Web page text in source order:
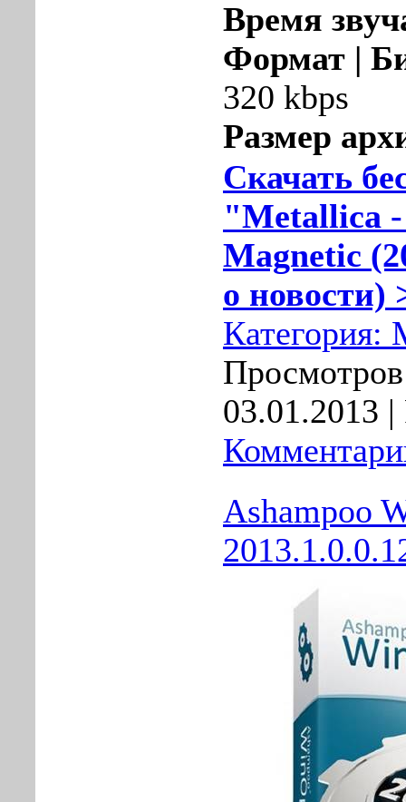
Время
Формат |
320 kbps
Размер
Скачать
"Metallica -
Magnetic
о новости)
Категория:
03.01.2013 |
Ashampoo